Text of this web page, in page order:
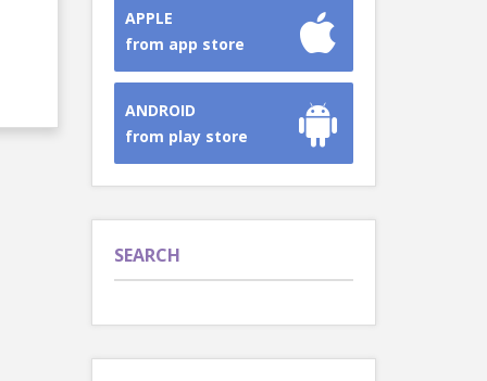
APPLE
from app store
ANDROID
from play store
SEARCH